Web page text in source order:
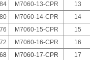
M7060-13-CPR 13
M7060-14-CPR 14
M7060-15-CPR 15
M7060-16-CPR 16
M7060-17-CPR 17